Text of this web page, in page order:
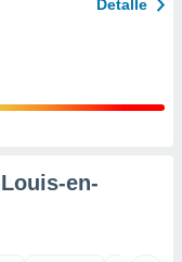
Detalle
en-